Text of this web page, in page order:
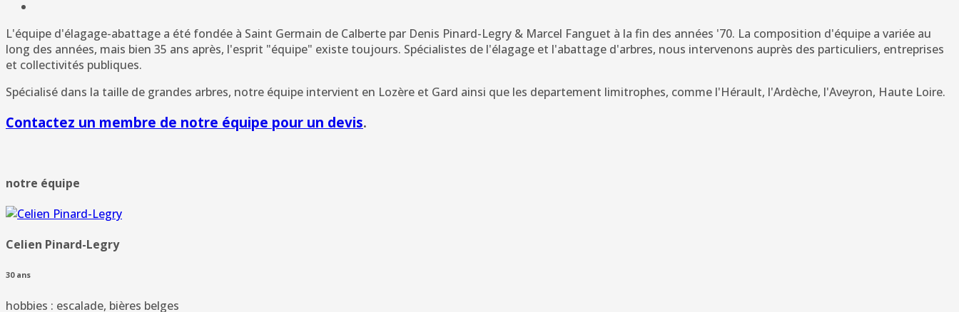
L'équipe d'élagage-abattage a été fondée à Saint Germain de Calberte par Denis Pinard-Legry & Marcel Fanguet à la fin des années '70. La composition d'équipe a variée au
long des années, mais bien 35 ans après, l'esprit "équipe" existe toujours. Spécialistes de l'élagage et l'abattage d'arbres, nous intervenons auprès des particuliers, entreprises
et collectivités publiques.
Spécialisé dans la taille de grandes arbres, notre équipe intervient en Lozère et Gard ainsi que les departement limitrophes, comme l'Hérault, l'Ardèche, l'Aveyron, Haute Loire.
Contactez un membre de notre équipe pour un devis.
notre équipe
Celien Pinard-Legry
30 ans
hobbies : escalade, bières belges